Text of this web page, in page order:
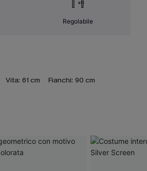
Regolabile
Vita: 61 cm Fianchi: 90 cm